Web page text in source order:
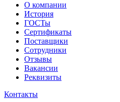
О компании
История
ГОСТы
Сертификаты
Поставщики
Сотрудники
Отзывы
Вакансии
Реквизиты
Контакты